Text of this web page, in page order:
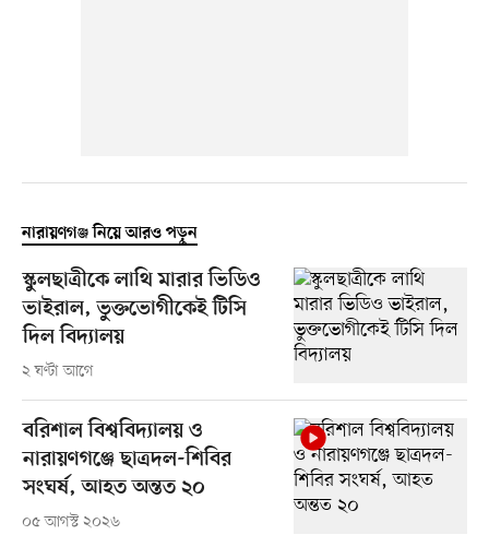
নারায়ণগঞ্জ নিয়ে আরও পড়ুন
স্কুলছাত্রীকে লাথি মারার ভিডিও
ভাইরাল, ভুক্তভোগীকেই টিসি
দিল বিদ্যালয়
২ ঘণ্টা আগে
বরিশাল বিশ্ববিদ্যালয় ও
নারায়ণগঞ্জে ছাত্রদল-শিবির
সংঘর্ষ, আহত অন্তত ২০
০৫ আগস্ট ২০২৬